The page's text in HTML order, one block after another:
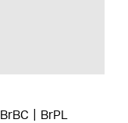
BrBC BrPL